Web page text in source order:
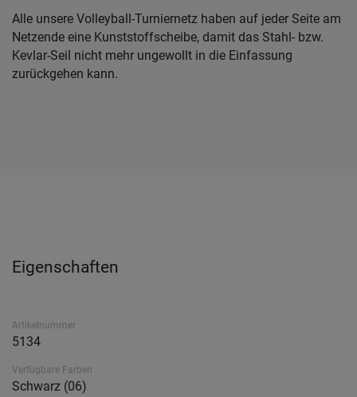
Alle unsere Volleyball-Turniernetz haben auf jeder Seite am
Netzende eine Kunststoffscheibe, damit das Stahl- bzw.
Kevlar-Seil nicht mehr ungewollt in die Einfassung
zurückgehen kann.
Eigenschaften
Artikelnummer
5134
Verfügbare Farben
Schwarz (06)